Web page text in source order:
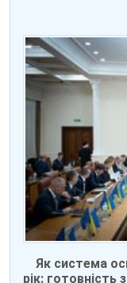
Як система
рік: готовність